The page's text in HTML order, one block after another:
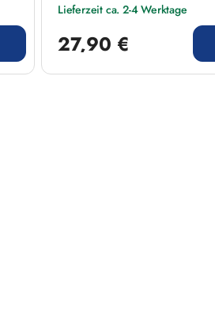
Lieferzeit ca. 2-4 Werktage
27,90 €